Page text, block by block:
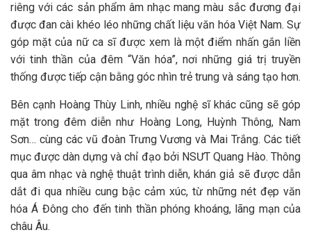
riêng với các sản phẩm âm nhạc mang màu sắc đương đại
được đan cài khéo léo những chất liệu văn hóa Việt Nam. Sự
góp mặt của nữ ca sĩ được xem là một điểm nhấn gắn liền
với tinh thần của đêm “Văn hóa”, nơi những giá trị truyền
thống được tiếp cận bằng góc nhìn trẻ trung và sáng tạo hơn.
Bên cạnh Hoàng Thùy Linh, nhiều nghệ sĩ khác cũng sẽ góp
mặt trong đêm diễn như Hoàng Long, Huỳnh Thông, Nam
Sơn… cùng các vũ đoàn Trưng Vương và Mai Trắng. Các tiết
mục được dàn dựng và chỉ đạo bởi NSƯT Quang Hào. Thông
qua âm nhạc và nghệ thuật trình diễn, khán giả sẽ được dẫn
dắt đi qua nhiều cung bậc cảm xúc, từ những nét đẹp văn
hóa Á Đông cho đến tinh thần phóng khoáng, lãng mạn của
châu Âu.